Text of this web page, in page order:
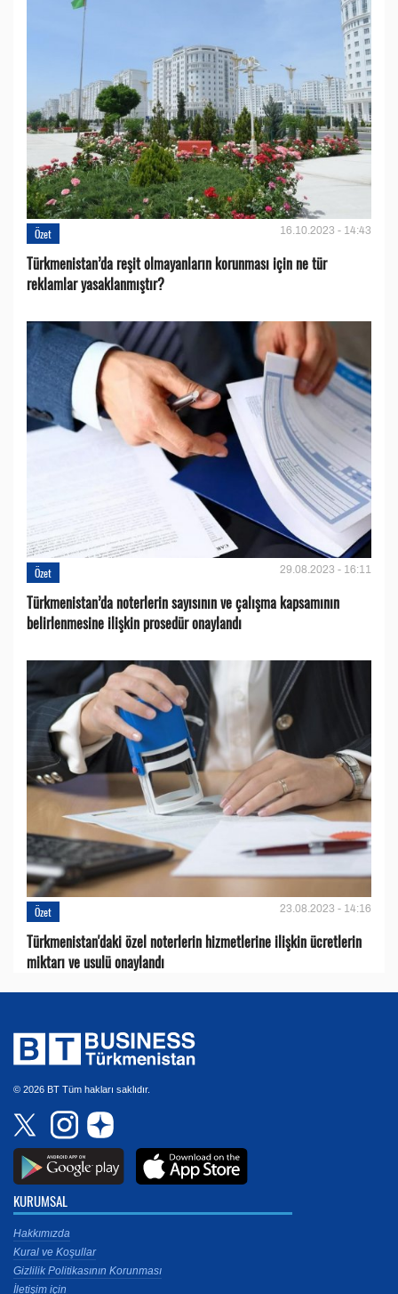
Özet 16.10.2023 - 14:43
Türkmenistan’da reşit olmayanların korunması için ne tür
reklamlar yasaklanmıştır?
Özet 29.08.2023 - 16:11
Türkmenistan’da noterlerin sayısının ve çalışma kapsamının
belirlenmesine ilişkin prosedür onaylandı
Özet 23.08.2023 - 14:16
Türkmenistan'daki özel noterlerin hizmetlerine ilişkin ücretlerin
miktarı ve usulü onaylandı
© 2026 BT Tüm hakları saklıdır.
KURUMSAL
Hakkımızda
Kural ve Koşullar
Gizlilik Politikasının Korunması
İletişim için